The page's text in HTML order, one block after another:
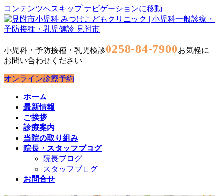
コンテンツへスキップ ナビゲーションに移動
小児科・予防接種・乳児検診0258-84-7900お気軽に
お問い合わせください
オンライン診療予約
ホーム
最新情報
ご挨拶
診療案内
当院の取り組み
院長・スタッフブログ
院長ブログ
スタッフブログ
お問合せ